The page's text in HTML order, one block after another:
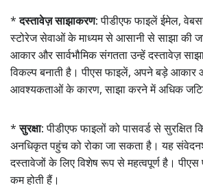
*दस्तावेज़ साझाकरण:पीडीएफ फाइलें ईमेल,
स्टोरेज सेवाओं के माध्यम से आसानी से साझा की
आकार और सार्वभौमिक संगतता उन्हें दस्तावेज़
विकल्प बनाती है। पीएस फाइलें, अपने बड़े आकार
आवश्यकताओं के कारण, साझा करने में अधिक
*सुरक्षा:पीडीएफ फाइलों को पासवर्ड से सुरक्षित
अनधिकृत पहुंच को रोका जा सकता है। यह
दस्तावेजों के लिए विशेष रूप से महत्वपूर्ण है। पीएस
कम होती हैं।